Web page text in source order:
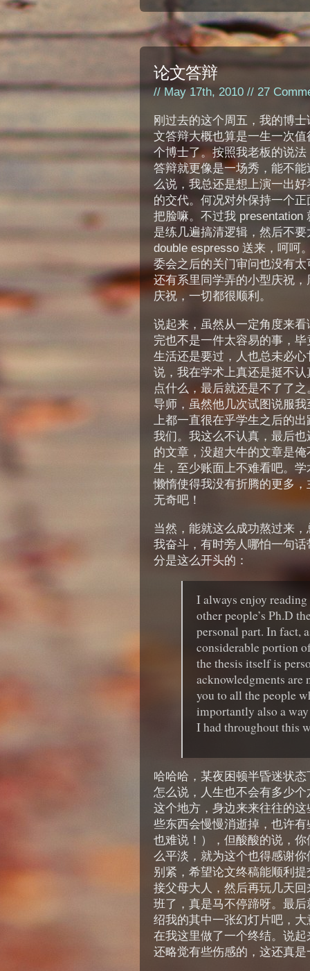
论文答辩
// May 17th, 2010 // 27
刚过去的这个周五，我的博
文答辩大概也算是一生一次
个博士了。按照我老板的说
答辩就更像是一场秀，能不
么说，我总还是想上演一出
的交代。何况对外保持一个
把脸嘛。不过我 presentation
是练几遍搞清逻辑，然后不
double espresso 送来，呵呵
委会之后的关门审问也没有
还有系里同学弄的小型庆祝
庆祝，一切都很顺利。
说起来，虽然从一定角度来
完也不是一件太容易的事，
生活还是要过，人也总未必
说，我在学术上真还是挺不
点什么，最后就还是不了了
导师，虽然他几次试图说服
上都一直很在乎学生之后的
我们。我这么不认真，最后
的文章，没超大牛的文章是
生，至少账面上不难看吧。
懒惰使得我没有折腾的更多
无奇吧！
当然，能就这么成功熬过来
我奋斗，有时旁人哪怕一句
分是这么开头的：
I always enjoy
other people’s Ph.D
personal part. In fact,
considerable portion
the thesis itself is
acknowledgments are
you to all the people
importantly also a
I had throughout this
哈哈哈，某夜困顿半昏迷状
怎么说，人生也不会有多少
这个地方，身边来来往往的
些东西会慢慢消逝掉，也许
也难说！），但酸酸的说，
么平淡，就为这个也得感谢
别紧，希望论文终稿能顺利
接父母大人，然后再玩几天
班了，真是马不停蹄呀。最
绍我的其中一张幻灯片吧，
在我这里做了一个终结。说
还略觉有些伤感的，这还真